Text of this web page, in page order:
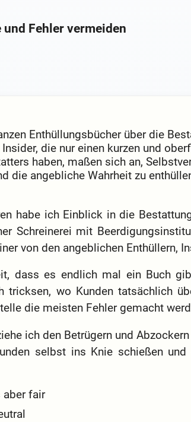
Fehler vermeiden
Enthüllungsbücher über die
die nur einen kurzen und
haben, maßen sich an,
die angebliche Wahrheit zu
habe ich Einblick in die
Schreinerei mit
von den angeblichen Enthüllern,
dass es endlich mal ein Buch
tricksen, wo Kunden tatsächlich
die meisten Fehler gemacht
ich den Betrügern und
selbst ins Knie schießen
aber fair